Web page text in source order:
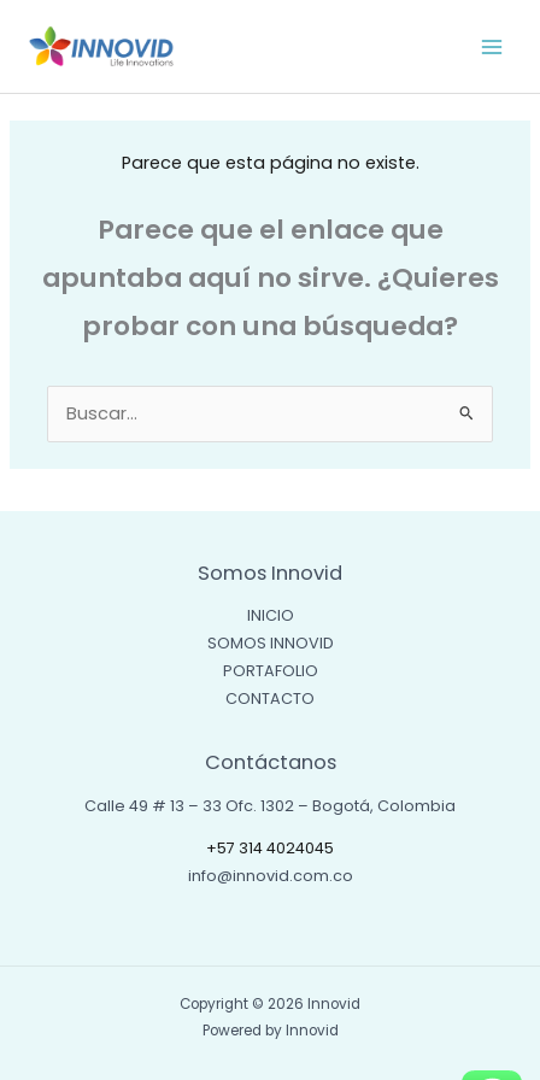
Parece que esta página no existe.
Parece que el enlace que
apuntaba aquí no sirve. ¿Quieres
probar con una búsqueda?
Buscar
por:
Somos Innovid
INICIO
SOMOS INNOVID
PORTAFOLIO
CONTACTO
Contáctanos
Calle 49 # 13 – 33 Ofc. 1302 – Bogotá, Colombia
+57 314 4024045
info@innovid.com.co
Copyright © 2026 Innovid
Powered by Innovid